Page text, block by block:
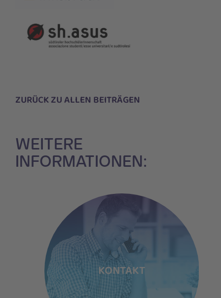
ZURÜCK ZU ALLEN BEITRÄGEN
WEITERE
INFORMATIONEN:
KONTAKT